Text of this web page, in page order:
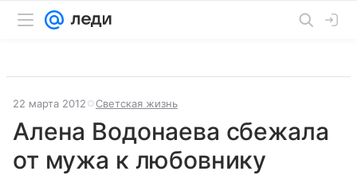
22 марта 2012 Светская жизнь
Алена Водонаева сбежала
от мужа к любовнику